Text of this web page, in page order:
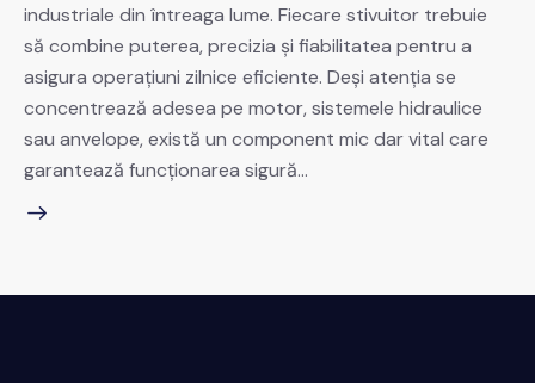
industriale din întreaga lume. Fiecare stivuitor trebuie
să combine puterea, precizia și fiabilitatea pentru a
asigura operațiuni zilnice eficiente. Deși atenția se
concentrează adesea pe motor, sistemele hidraulice
sau anvelope, există un component mic dar vital care
garantează funcționarea sigură…